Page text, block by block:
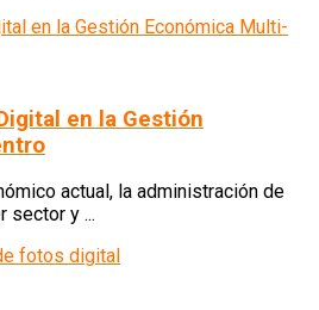
en la Gestión
actual, la administración de
sector y ...